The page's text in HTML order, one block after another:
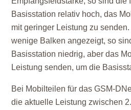
Basisstation relativ hoch, das
mit geringer Leistung zu
wenige Balken angezeigt, so
Basisstation niedrig, aber das
Leistung senden, um die
Bei Mobilteilen für das GSM-
die aktuelle Leistung zwischen